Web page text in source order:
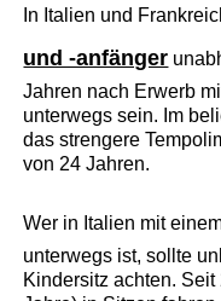
In Italien und
und -anfänger
Jahren nach Erwerb
unterwegs sein. Im
das strengere
von 24 Jahren.
Wer in Italien mit
unterwegs ist, sollte
Kindersitz achten.